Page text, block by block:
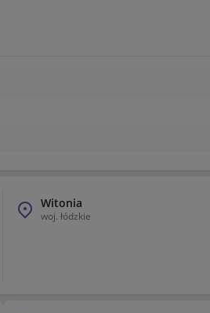
Witonia
woj. łódzkie